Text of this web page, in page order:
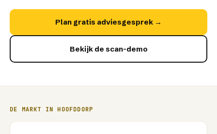
Plan gratis adviesgesprek →
Bekijk de scan-demo
DE MARKT IN HOOFDDORP